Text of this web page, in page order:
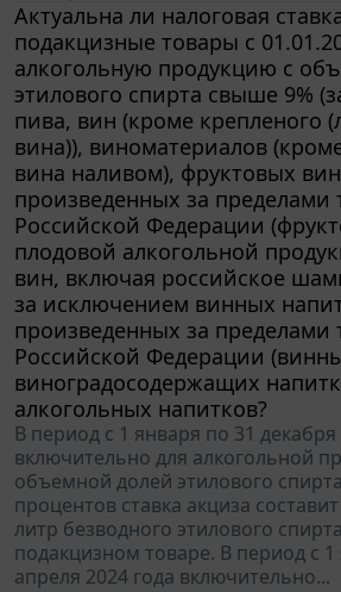
Актуальна ли налоговая
подакцизные товары с
алкогольную продукцию с
этилового спирта свыше 9%
пива, вин (кроме крепленого
вина)), виноматериалов
вина наливом), фруктовых
произведенных за пределами
Российской Федерации
плодовой алкогольной
вин, включая российское
за исключением винных
произведенных за пределами
Российской Федерации
виноградосодержащих
алкогольных напитков?
В период с 1 января по 31 декабря
включительно для алкогольной
объемной долей этилового
процентов ставка акциза
литр безводного этилового
подакцизном товаре. В период с 1
апреля 2024 года включительно...